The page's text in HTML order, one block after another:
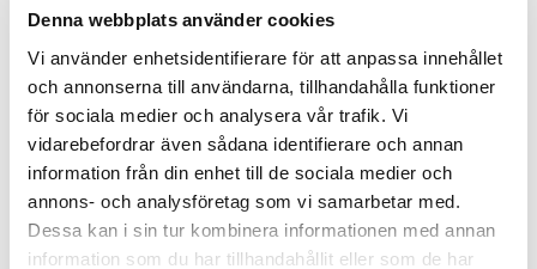
Denna webbplats använder cookies
Vi använder enhetsidentifierare för att anpassa innehållet
och annonserna till användarna, tillhandahålla funktioner
för sociala medier och analysera vår trafik. Vi
vidarebefordrar även sådana identifierare och annan
information från din enhet till de sociala medier och
annons- och analysföretag som vi samarbetar med.
Dessa kan i sin tur kombinera informationen med annan
information som du har tillhandahållit eller som de har
öppen för olikheter och se olikheter som
en konkurrensfördel.
Åsa Sellert Hasslow, interimskonsult
inom HR
Framgångsfaktorer för mångfaldsarbete
För att lyckas med